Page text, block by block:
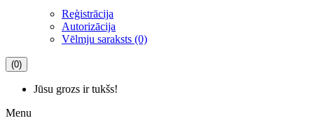
Reģistrācija
Autorizācija
Vēlmju saraksts (0)
(0)
Jūsu grozs ir tukšs!
Menu